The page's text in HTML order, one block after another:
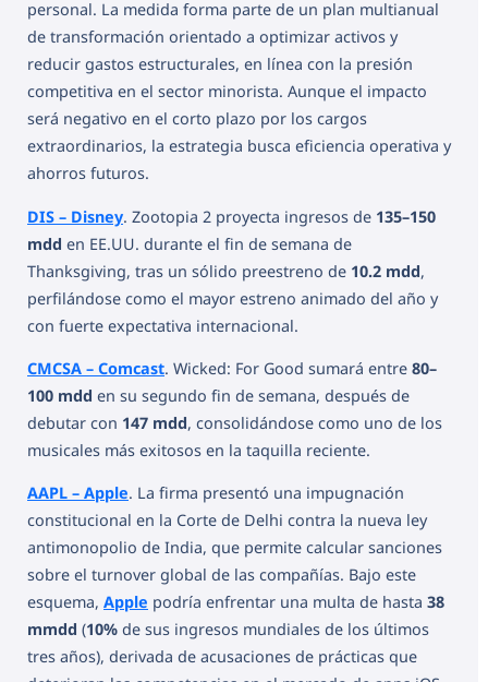
personal. La medida forma parte de un plan multianual
de transformación orientado a optimizar activos y
reducir gastos estructurales, en línea con la presión
competitiva en el sector minorista. Aunque el impacto
será negativo en el corto plazo por los cargos
extraordinarios, la estrategia busca eficiencia operativa y
ahorros futuros.
DIS – Disney. Zootopia 2 proyecta ingresos de 135–150
mdd en EE.UU. durante el fin de semana de
Thanksgiving, tras un sólido preestreno de 10.2 mdd,
perfilándose como el mayor estreno animado del año y
con fuerte expectativa internacional.
CMCSA – Comcast. Wicked: For Good sumará entre 80–
100 mdd en su segundo fin de semana, después de
debutar con 147 mdd, consolidándose como uno de los
musicales más exitosos en la taquilla reciente.
AAPL – Apple. La firma presentó una impugnación
constitucional en la Corte de Delhi contra la nueva ley
antimonopolio de India, que permite calcular sanciones
sobre el turnover global de las compañías. Bajo este
esquema, Apple podría enfrentar una multa de hasta 38
mmdd (10% de sus ingresos mundiales de los últimos
tres años), derivada de acusaciones de prácticas que